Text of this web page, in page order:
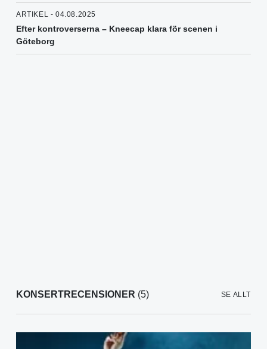
ARTIKEL - 04.08.2025
Efter kontroverserna – Kneecap klara för scenen i
Göteborg
KONSERTRECENSIONER (5) SE ALLT